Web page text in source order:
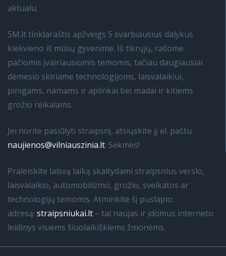
aktualu.
5M.lt tinklaraštis apžvelgs 5 svarbiausius dalykus
kiekvieno iš mūsų gyvenime. Iš tikrųjų, rašome
pačiomis įvairiausiomis temomis, tačiau daugiausiai
dėmesio skiriame technologijoms, laisvalaikiui,
pinigams, namams ir aplinkai bei madai ir kitiems
grožio reikalams.
Jei norite pasiūlyti straipsnį, atsiųskite jį el. paštu
naujienos@vilniauszinia.lt. Sėkmės!
Praleiskite laisvą laiką skaitydami straipsnius verslo,
laisvalaikio, automobilizmo, grožio, sveikatos ar
technologijų temomis. Atminkite šį puslapio
adresą: straipsniukai.lt – tai naujas ir įdomus interneto
leidinys visiems šiuolaikiškiems žmonėms.